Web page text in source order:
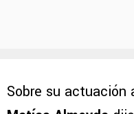
Sobre su actuación